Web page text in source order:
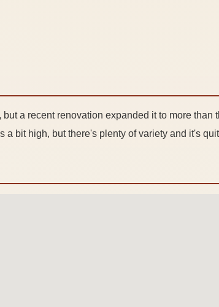
a recent renovation expanded it to more
bit high, but there's plenty of variety and it's